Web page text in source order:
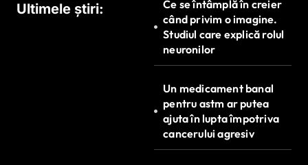
Ultimele știri:
Ce se întâmplă în creier
când privim o imagine.
Studiul care explică rolul
neuronilor
Un medicament banal
pentru astm ar putea
ajuta în lupta împotriva
cancerului agresiv